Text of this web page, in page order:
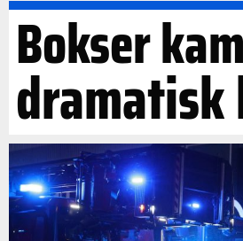
Bokser
dramatisk